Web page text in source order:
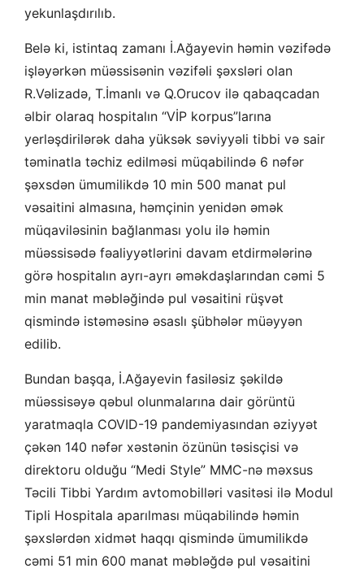
yekunlaşdırılıb.
Belə ki, istintaq zamanı İ.Ağayevin həmin vəzifədə
işləyərkən müəssisənin vəzifəli şəxsləri olan
R.Vəlizadə, T.İmanlı və Q.Orucov ilə qabaqcadan
əlbir olaraq hospitalın “VİP korpus”larına
yerləşdirilərək daha yüksək səviyyəli tibbi və sair
təminatla təchiz edilməsi müqabilində 6 nəfər
şəxsdən ümumilikdə 10 min 500 manat pul
vəsaitini almasına, həmçinin yenidən əmək
müqaviləsinin bağlanması yolu ilə həmin
müəssisədə fəaliyyətlərini davam etdirmələrinə
görə hospitalın ayrı-ayrı əməkdaşlarından cəmi 5
min manat məbləğində pul vəsaitini rüşvət
qismində istəməsinə əsaslı şübhələr müəyyən
edilib.
Bundan başqa, İ.Ağayevin fasiləsiz şəkildə
müəssisəyə qəbul olunmalarına dair görüntü
yaratmaqla COVID-19 pandemiyasından əziyyət
çəkən 140 nəfər xəstənin özünün təsisçisi və
direktoru olduğu “Medi Style” MMC-nə məxsus
Təcili Tibbi Yardım avtomobilləri vasitəsi ilə Modul
Tipli Hospitala aparılması müqabilində həmin
şəxslərdən xidmət haqqı qismində ümumilikdə
cəmi 51 min 600 manat məbləğdə pul vəsaitini